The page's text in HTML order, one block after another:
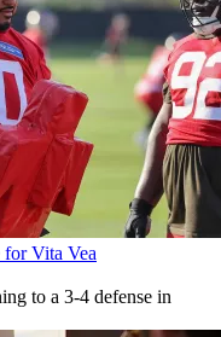
for Vita Vea
to a 3-4 defense in